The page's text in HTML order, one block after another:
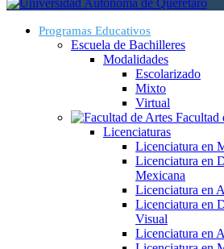
Programas Educativos
Escuela de Bachilleres
Modalidades
Escolarizado
Mixto
Virtual
Facultad
Licenciaturas
Licenciatura en
Licenciatura en
Mexicana
Licenciatura en
Licenciatura en
Visual
Licenciatura en